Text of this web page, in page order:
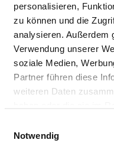
personalisieren,
zu können und die
analysieren. Außerdem
Verwendung unserer
soziale Medien,
Partner führen diese
weiteren Daten
Notwendig
MARIA